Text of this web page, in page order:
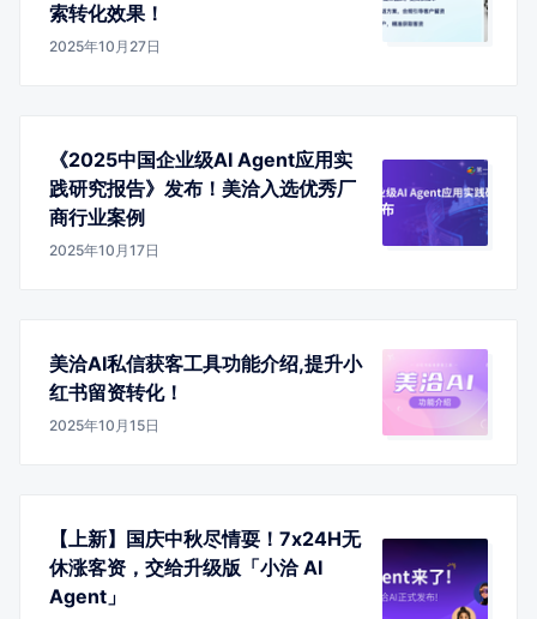
索转化效果！
2025年10月27日
《2025中国企业级AI Agent应用实
践研究报告》发布！美洽入选优秀厂
商行业案例
2025年10月17日
美洽AI私信获客工具功能介绍,提升小
红书留资转化！
2025年10月15日
【上新】国庆中秋尽情耍！7x24H无
休涨客资，交给升级版「小洽 AI
Agent」